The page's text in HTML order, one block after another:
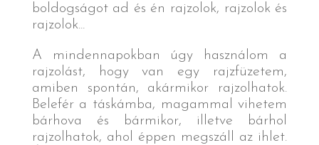
boldogságot ad és én rajzolok, rajzolok és
rajzolok...
A mindennapokban úgy használom a
rajzolást, hogy van egy rajzfüzetem,
amiben spontán, akármikor rajzolhatok.
Belefér a táskámba, magammal vihetem
bárhova és bármikor, illetve bárhol
rajzolhatok, ahol éppen megszáll az ihlet.